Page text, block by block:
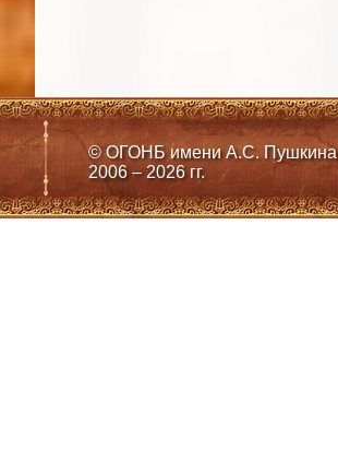
© ОГОНБ имени А.С. Пушкина
2006 – 2026 гг.